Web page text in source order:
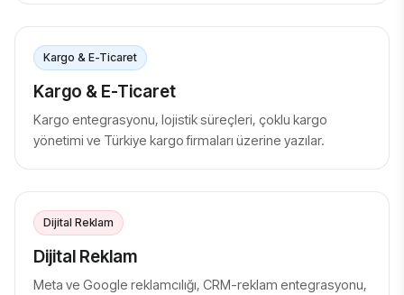
Kargo & E-Ticaret
Kargo & E-Ticaret
Kargo entegrasyonu, lojistik süreçleri, çoklu kargo
yönetimi ve Türkiye kargo firmaları üzerine yazılar.
Dijital Reklam
Dijital Reklam
Meta ve Google reklamcılığı, CRM-reklam entegrasyonu,